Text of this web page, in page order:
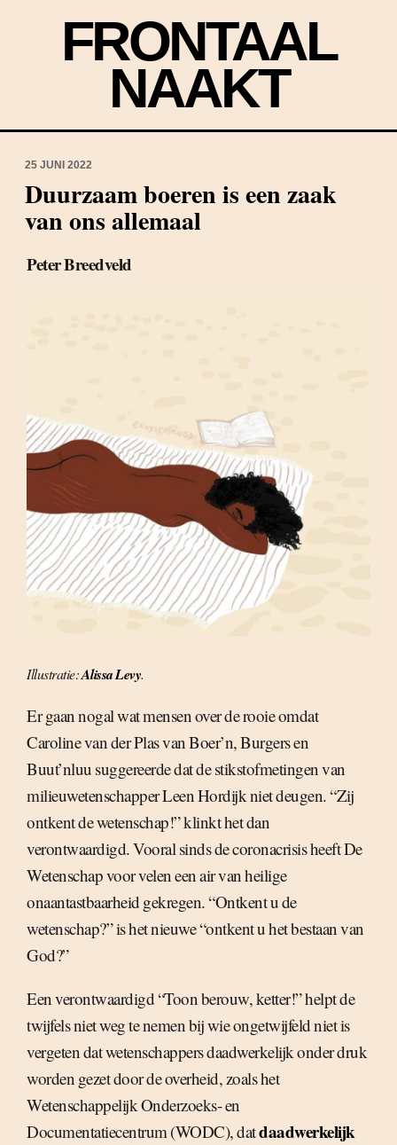
FRONTAAL
NAAKT
25 JUNI 2022
Duurzaam boeren is een zaak
van ons allemaal
Peter Breedveld
Illustratie:Alissa Levy.
Er gaan nogal wat mensen over de rooie omdat
Caroline van der Plas van Boer’n, Burgers en
Buut’nluu suggereerde dat de stikstofmetingen van
milieuwetenschapper Leen Hordijk niet deugen. “Zij
ontkent de wetenschap!” klinkt het dan
verontwaardigd. Vooral sinds de coronacrisis heeft De
Wetenschap voor velen een air van heilige
onaantastbaarheid gekregen. “Ontkent u de
wetenschap?” is het nieuwe “ontkent u het bestaan van
God?”
Een verontwaardigd “Toon berouw, ketter!” helpt de
twijfels niet weg te nemen bij wie ongetwijfeld niet is
vergeten dat wetenschappers daadwerkelijk onder druk
worden gezet door de overheid, zoals het
Wetenschappelijk Onderzoeks- en
Documentatiecentrum (WODC), datdaadwerkelijk